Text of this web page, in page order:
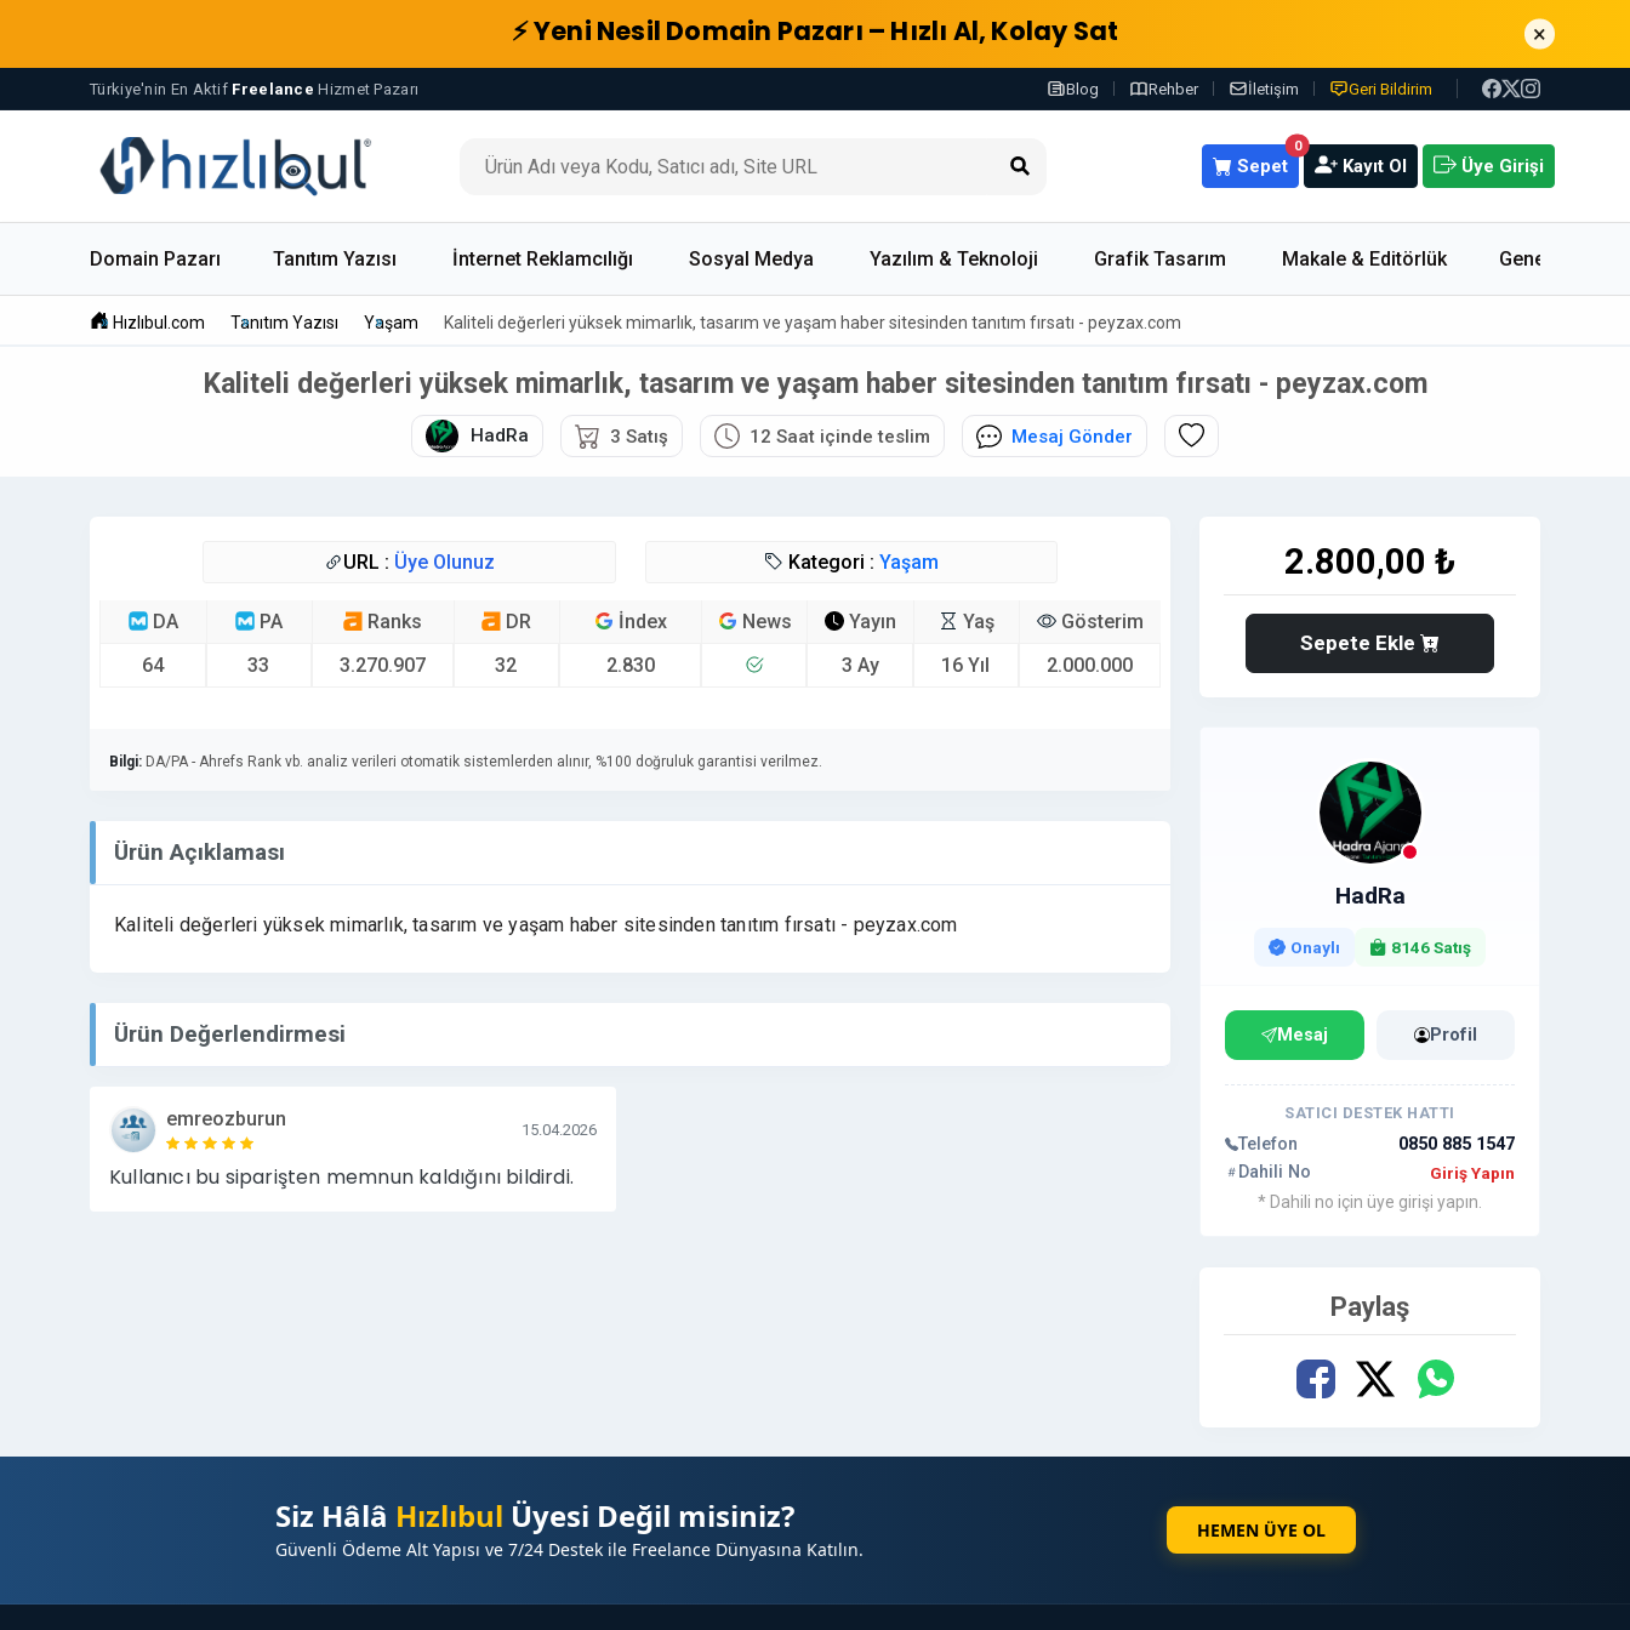
⚡ Yeni Nesil Domain Pazarı – Hızlı Al, Kolay Sat ×
Türkiye'nin En Aktif Freelance Hizmet Pazarı Blog Rehber İletişim Geri Bildirim
0
Sepet Kayıt Ol Üye Girişi
Domain Pazarı Tanıtım Yazısı İnternet Reklamcılığı Sosyal Medya Yazılım & Teknoloji Grafik Tasarım Makale & Editörlük Genel
Hızlıbul.com Tanıtım Yazısı Yaşam Kaliteli değerleri yüksek mimarlık, tasarım ve yaşam haber sitesinden tanıtım fırsatı - peyzax.com
Kaliteli değerleri yüksek mimarlık, tasarım ve yaşam haber sitesinden tanıtım fırsatı - peyzax.com
HadRa 3 Satış 12 Saat içinde teslim Mesaj Gönder
URL : Üye Olunuz Kategori : Yaşam
DA
64
PA
33
Ranks
3.270.907
DR
32
İndex
2.830
News
Yayın
3 Ay
Yaş
16 Yıl
Gösterim
2.000.000
Bilgi: DA/PA - Ahrefs Rank vb. analiz verileri otomatik sistemlerden alınır, %100 doğruluk garantisi verilmez.
Ürün Açıklaması
Kaliteli değerleri yüksek mimarlık, tasarım ve yaşam haber sitesinden tanıtım fırsatı - peyzax.com
Ürün Değerlendirmesi
emreozburun 15.04.2026
Kullanıcı bu siparişten memnun kaldığını bildirdi.
2.800,00 ₺
Sepete Ekle
HadRa
Onaylı 8146 Satış
Mesaj Profil
SATICI DESTEK HATTI
Telefon
0850 885 1547
Dahili No
Giriş Yapın
* Dahili no için üye girişi yapın.
Paylaş
Siz Hâlâ Hızlıbul Üyesi Değil misiniz?
Güvenli Ödeme Alt Yapısı ve 7/24 Destek ile Freelance Dünyasına Katılın.
HEMEN ÜYE OL